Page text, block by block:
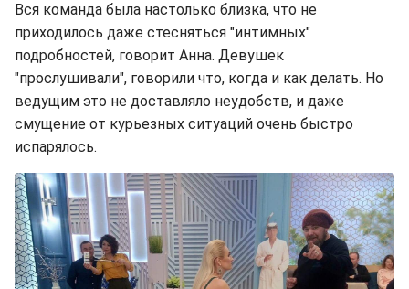
Вся команда была настолько близка, что не
приходилось даже стесняться "интимных"
подробностей, говорит Анна. Девушек
"прослушивали", говорили что, когда и как делать. Но
ведущим это не доставляло неудобств, и даже
смущение от курьезных ситуаций очень быстро
испарялось.